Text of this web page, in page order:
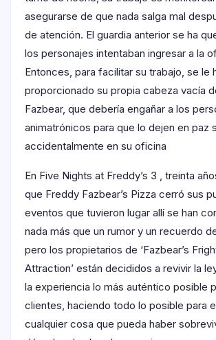
asegurarse de que nada salga mal
de atención. El guardia anterior se ha
los personajes intentaban ingresar a la
Entonces, para facilitar su trabajo, se le
proporcionado su propia cabeza vacía
Fazbear, que debería engañar a los
animatrónicos para que lo dejen en paz
accidentalmente en su oficina
En Five Nights at Freddy’s 3 , treinta
que Freddy Fazbear’s Pizza cerró sus
eventos que tuvieron lugar allí se han
nada más que un rumor y un recuerdo
pero los propietarios de ‘Fazbear’s
Attraction’ están decididos a revivir la
la experiencia lo más auténtico posible
clientes, haciendo todo lo posible para
cualquier cosa que pueda haber